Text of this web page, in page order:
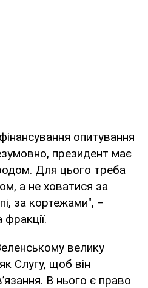
опитування
президент має
Для цього треба
а не ховатися за
за кортежами", –
велику
Слугу, щоб він
В нього є право